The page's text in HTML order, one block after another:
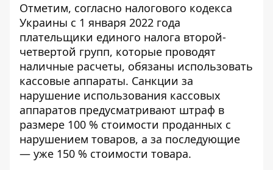
Отметим, согласно налогового кодекса
Украины с 1 января 2022 года
плательщики единого налога второй-
четвертой групп, которые проводят
наличные расчеты, обязаны использовать
кассовые аппараты. Санкции за
нарушение использования кассовых
аппаратов предусматривают штраф в
размере 100 % стоимости проданных с
нарушением товаров, а за последующие
— уже 150 % стоимости товара.